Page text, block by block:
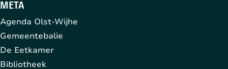
META
Agenda Olst-Wijhe
Gemeentebalie
De Eetkamer
Bibliotheek